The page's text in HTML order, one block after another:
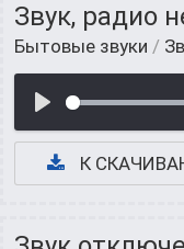
Звук, радио
Бытовые звуки /
К